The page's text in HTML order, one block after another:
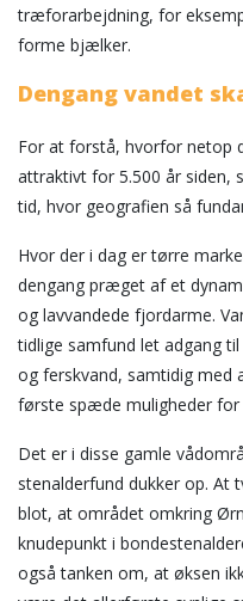
træforarbejdning, for
forme bjælker.
Dengang vandet
For at forstå, hvorfor netop
attraktivt for 5.500 år siden,
tid, hvor geografien så
Hvor der i dag er tørre
dengang præget af et
og lavvandede fjordarme.
tidlige samfund let adgang
og ferskvand, samtidig med
første spæde muligheder for
Det er i disse gamle
stenalderfund dukker op. At
blot, at området omkring
knudepunkt i
også tanken om, at øksen